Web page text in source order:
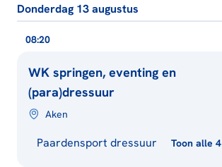
Donderdag 13 augustus
08:20
WK springen, eventing en
(para)dressuur
Aken
Paardensport dressuur Toon alle 4